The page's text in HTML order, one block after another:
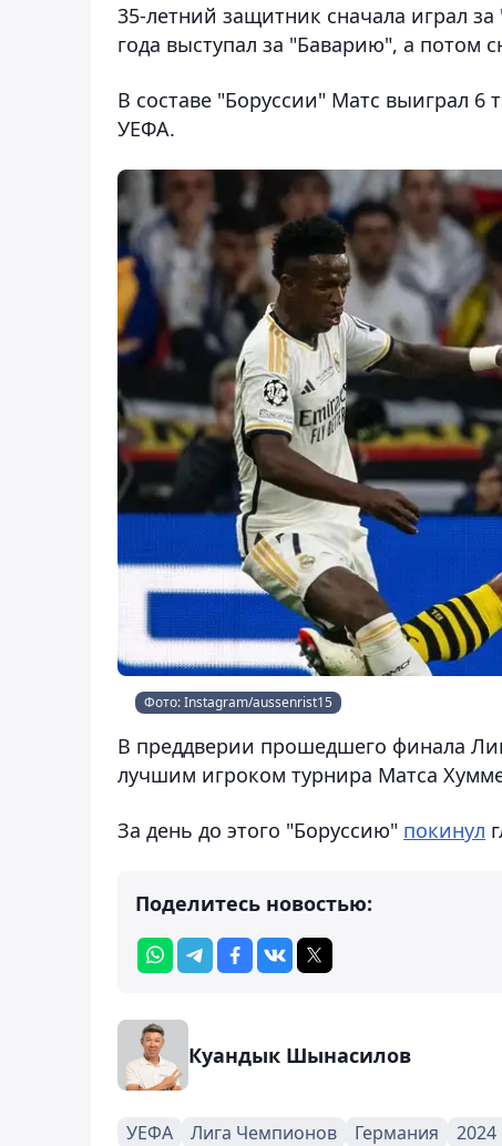
35-летний защитник сначала играл
года выступал за "Баварию", а потом
В составе "Боруссии" Матс выиграл
УЕФА.
Фото: Instagram/aussenrist15
В преддверии прошедшего финала
лучшим игроком турнира Матса
За день до этого "Боруссию" покинул
Поделитесь новостью:
Куандык Шынасилов
УЕФА Лига Чемпионов Германия 2024